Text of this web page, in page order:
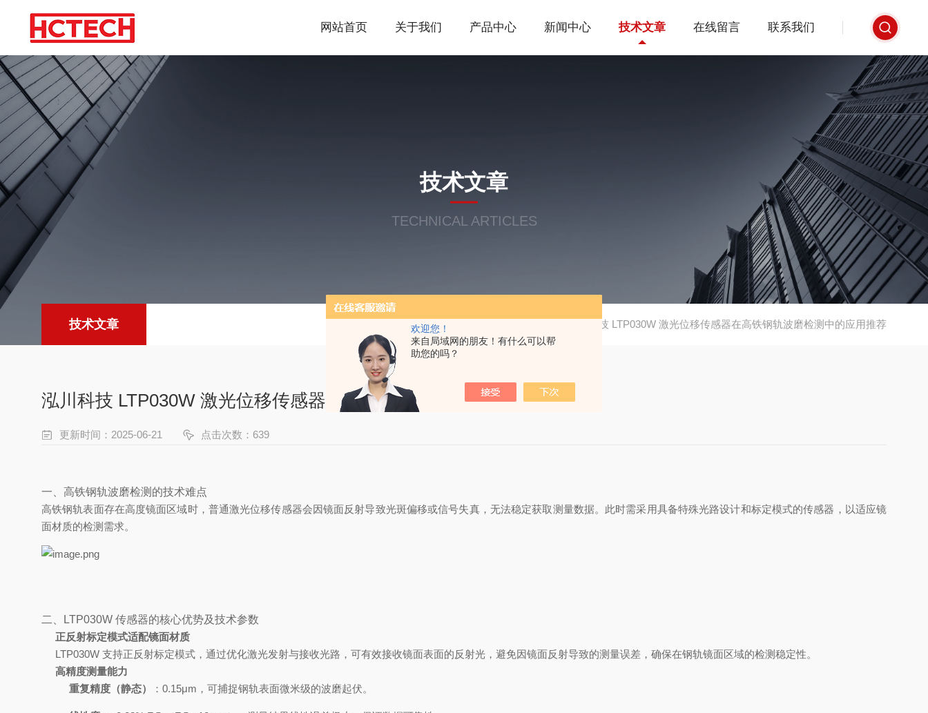
欢迎您！
来自局域网的朋友！有什么可以帮
助您的吗？
网站首页 关于我们 产品中心 新闻中心 技术文章 在线留言 联系我们
技术文章
TECHNICAL ARTICLES
技术文章 当前位置： 泓川科技 LTP030W 激光位移传感器在高铁钢轨波磨检测中的应用推荐
泓川科技 LTP030W 激光位移传感器在高铁钢轨波磨检测中的应用推荐
更新时间：2025-06-21 点击次数：639
一、高铁钢轨波磨检测的技术难点
高铁钢轨表面存在高度镜面区域时，普通激光位移传感器会因镜面反射导致光斑偏移或信号失真，无法稳定获取测量数据。此时需采用具备特殊光路设计和标定模式的传感器，以适应镜
面材质的检测需求。
二、LTP030W 传感器的核心优势及技术参数
正反射标定模式适配镜面材质
LTP030W 支持正反射标定模式，通过优化激光发射与接收光路，可有效接收镜面表面的反射光，避免因镜面反射导致的测量误差，确保在钢轨镜面区域的检测稳定性。
高精度测量能力
重复精度（静态）
：0.15μm，可捕捉钢轨表面微米级的波磨起伏。